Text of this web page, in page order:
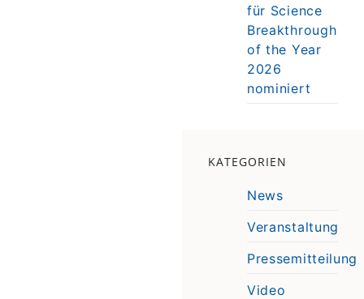
für Science
Breakthrough
of the Year
2026
nominiert
KATEGORIEN
News
Veranstaltung
Pressemitteilung
Video